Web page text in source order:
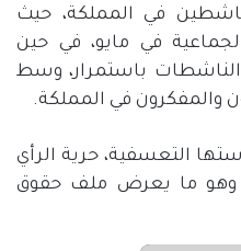
في المملكة، حيث
في مايو، في حين
باستمرار، وسط
في المملكة.
التعسفية، حرية الرأي
وهو ما يعرض ملف حقوق